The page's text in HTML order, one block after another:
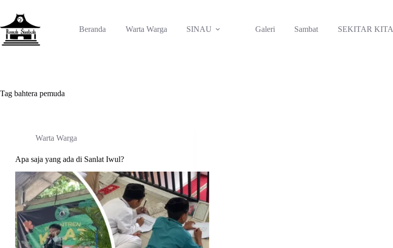
content
Beranda
Warta Warga SINAU Galeri Sambat SEKITAR KITA
Tag bahtera pemuda
Warta Warga
Apa saja yang ada di Sanlat Iwul?